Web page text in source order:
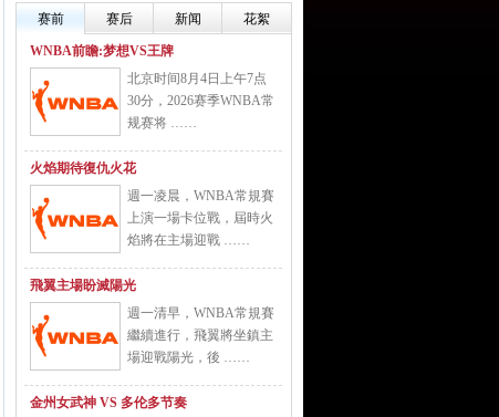
赛前 赛后 新闻 花絮
WNBA前瞻:梦想VS王牌
北京时间8月4日上午7点
30分，2026赛季WNBA常
规赛将 ……
火焰期待復仇火花
週一凌晨，WNBA常規賽
上演一場卡位戰，屆時火
焰將在主場迎戰 ……
飛翼主場盼滅陽光
週一清早，WNBA常規賽
繼續進行，飛翼將坐鎮主
場迎戰陽光，後 ……
金州女武神 VS 多伦多节奏